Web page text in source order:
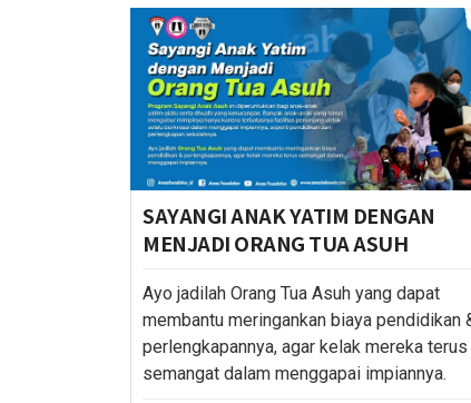
SAYANGI ANAK YATIM DENGAN
MENJADI ORANG TUA ASUH
Ayo jadilah Orang Tua Asuh yang dapat
membantu meringankan biaya pendidikan
perlengkapannya, agar kelak mereka terus
semangat dalam menggapai impiannya.